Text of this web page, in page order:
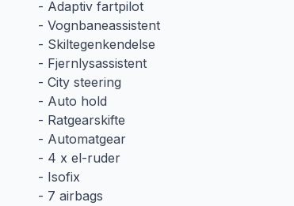
- Adaptiv fartpilot
- Vognbaneassistent
- Skiltegenkendelse
- Fjernlysassistent
- City steering
- Auto hold
- Ratgearskifte
- Automatgear
- 4 x el-ruder
- Isofix
- 7 airbags